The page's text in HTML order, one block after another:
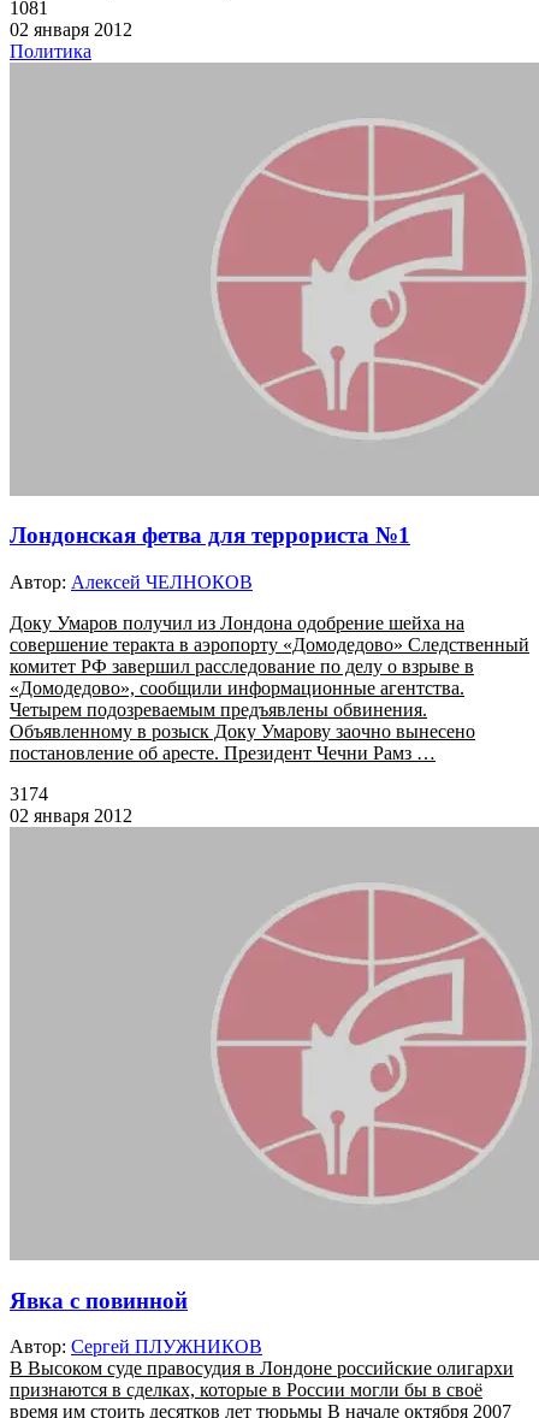
1081
02 января 2012
Политика
Лондонская фетва для террориста №1
Автор: Алексей ЧЕЛНОКОВ
Доку Умаров получил из Лондона одобрение шейха на
совершение теракта в аэропорту «Домодедово» Следственный
комитет РФ завершил расследование по делу о взрыве в
«Домодедово», сообщили информационные агентства.
Четырем подозреваемым предъявлены обвинения.
Объявленному в розыск Доку Умарову заочно вынесено
постановление об аресте. Президент Чечни Рамз …
3174
02 января 2012
Явка с повинной
Автор: Сергей ПЛУЖНИКОВ
В Высоком суде правосудия в Лондоне российские олигархи
признаются в сделках, которые в России могли бы в своё
время им стоить десятков лет тюрьмы В начале октября 2007